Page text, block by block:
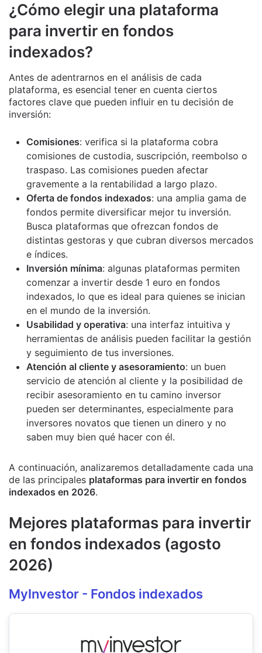
¿Cómo elegir una plataforma
para invertir en fondos
indexados?
Antes de adentrarnos en el análisis de cada
plataforma, es esencial tener en cuenta ciertos
factores clave que pueden influir en tu decisión de
inversión:
Comisiones: verifica si la plataforma cobra
comisiones de custodia, suscripción, reembolso o
traspaso. Las comisiones pueden afectar
gravemente a la rentabilidad a largo plazo.
Oferta de fondos indexados: una amplia gama de
fondos permite diversificar mejor tu inversión.
Busca plataformas que ofrezcan fondos de
distintas gestoras y que cubran diversos mercados
e índices.
Inversión mínima: algunas plataformas permiten
comenzar a invertir desde 1 euro en fondos
indexados, lo que es ideal para quienes se inician
en el mundo de la inversión.
Usabilidad y operativa: una interfaz intuitiva y
herramientas de análisis pueden facilitar la gestión
y seguimiento de tus inversiones.
Atención al cliente y asesoramiento: un buen
servicio de atención al cliente y la posibilidad de
recibir asesoramiento en tu camino inversor
pueden ser determinantes, especialmente para
inversores novatos que tienen un dinero y no
saben muy bien qué hacer con él.
A continuación, analizaremos detalladamente cada una
de las principales plataformas para invertir en fondos
indexados en 2026.
Mejores plataformas para invertir
en fondos indexados (agosto
2026)
MyInvestor - Fondos indexados